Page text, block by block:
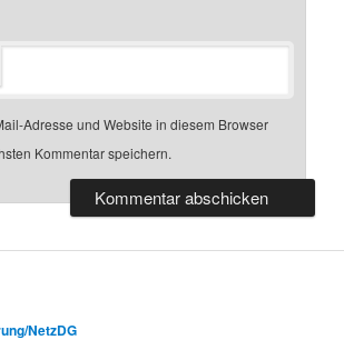
Adresse und Website in diesem Browser
Kommentar speichern.
NetzDG